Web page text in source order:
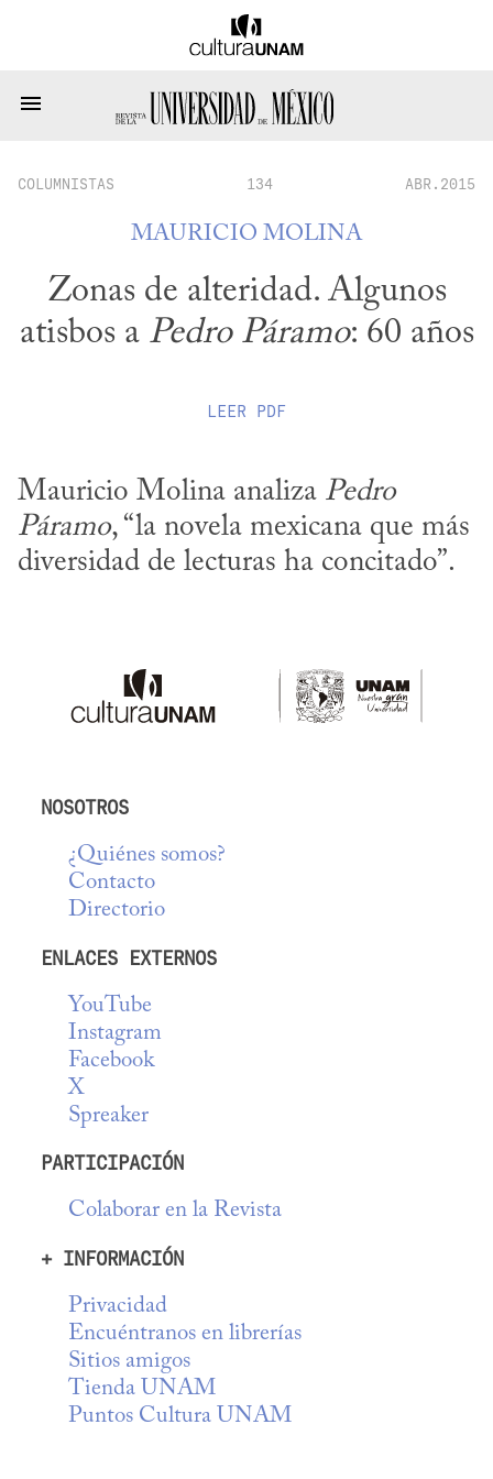
COLUMNISTAS 134 ABR.2015
MAURICIO MOLINA
Zonas de alteridad. Algunos
atisbos a Pedro Páramo: 60 años
LEER PDF
Mauricio Molina analiza Pedro
Páramo, “la novela mexicana que más
diversidad de lecturas ha concitado”.
NOSOTROS
¿Quiénes somos?
Contacto
Directorio
ENLACES EXTERNOS
YouTube
Instagram
Facebook
X
Spreaker
PARTICIPACIÓN
Colaborar en la Revista
+ INFORMACIÓN
Privacidad
Encuéntranos en librerías
Sitios amigos
Tienda UNAM
Puntos Cultura UNAM